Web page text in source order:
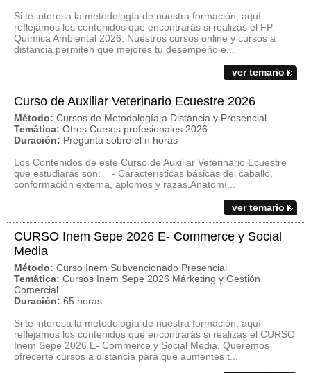
Si te interesa la metodología de nuestra formación, aquí
reflejamos los contenidos que encontrarás si realizas el FP
Química Ambiental 2026. Nuestros cursos online y cursos a
distancia permiten que mejores tu desempeño e...
ver temario
Curso de Auxiliar Veterinario Ecuestre 2026
Método: Cursos de Metodología a Distancia y Presencial
Temática: Otros Cursos profesionales 2026
Duración: Pregunta sobre el n horas
Los Contenidos de este Curso de Auxiliar Veterinario Ecuestre
que estudiarás son: - Características básicas del caballo,
conformación externa, aplomos y razas.Anatomí...
ver temario
CURSO Inem Sepe 2026 E- Commerce y Social
Media
Método: Curso Inem Subvencionado Presencial
Temática: Cursos Inem Sepe 2026 Márketing y Gestión
Comercial
Duración: 65 horas
Si te interesa la metodología de nuestra formación, aquí
reflejamos los contenidos que encontrarás si realizas el CURSO
Inem Sepe 2026 E- Commerce y Social Media. Queremos
ofrecerte cursos a distancia para que aumentes t...